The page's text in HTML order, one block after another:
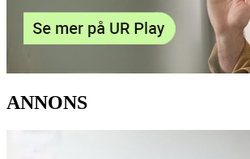
ANNONS